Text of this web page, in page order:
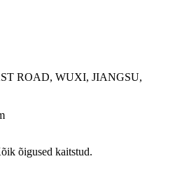
ROAD, WUXI, JIANGSU,
õigused kaitstud.